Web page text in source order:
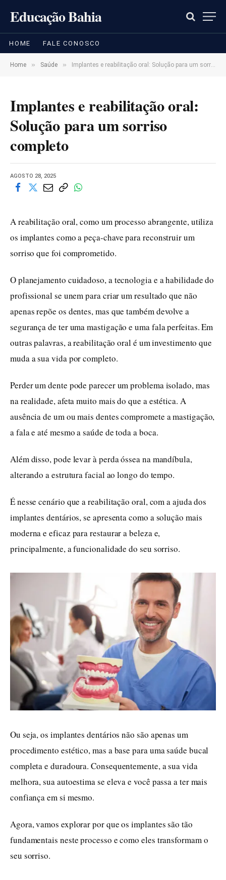
Educação Bahia
HOME FALE CONOSCO
Home » Saúde » Implantes e reabilitação oral: Solução para um sorriso completo
Implantes e reabilitação oral:
Solução para um sorriso
completo
AGOSTO 28, 2025
A reabilitação oral, como um processo abrangente, utiliza
os implantes como a peça-chave para reconstruir um
sorriso que foi comprometido.
O planejamento cuidadoso, a tecnologia e a habilidade do
profissional se unem para criar um resultado que não
apenas repõe os dentes, mas que também devolve a
segurança de ter uma mastigação e uma fala perfeitas. Em
outras palavras, a reabilitação oral é um investimento que
muda a sua vida por completo.
Perder um dente pode parecer um problema isolado, mas
na realidade, afeta muito mais do que a estética. A
ausência de um ou mais dentes compromete a mastigação,
a fala e até mesmo a saúde de toda a boca.
Além disso, pode levar à perda óssea na mandíbula,
alterando a estrutura facial ao longo do tempo.
É nesse cenário que a reabilitação oral, com a ajuda dos
implantes dentários, se apresenta como a solução mais
moderna e eficaz para restaurar a beleza e,
principalmente, a funcionalidade do seu sorriso.
Ou seja, os implantes dentários não são apenas um
procedimento estético, mas a base para uma saúde bucal
completa e duradoura. Consequentemente, a sua vida
melhora, sua autoestima se eleva e você passa a ter mais
confiança em si mesmo.
Agora, vamos explorar por que os implantes são tão
fundamentais neste processo e como eles transformam o
seu sorriso.